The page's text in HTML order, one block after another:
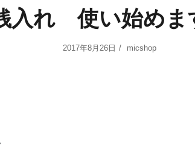
入れ 使い始めま
2017年8月26日 micshop